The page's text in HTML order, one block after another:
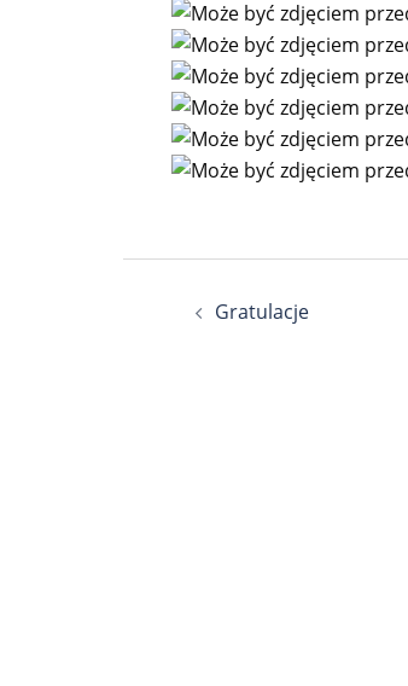
wpisuGratulacje